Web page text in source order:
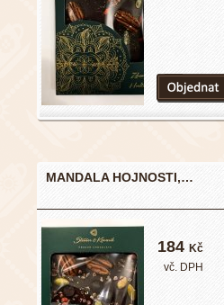
MANDALA HOJNOSTI,…
184 Kč
vč. DPH